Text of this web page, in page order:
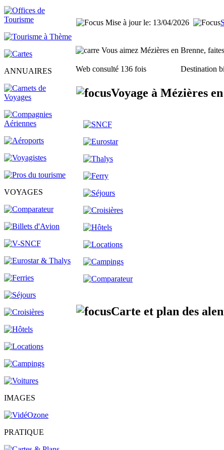
ANNUAIRES
VOYAGES
IMAGES
PRATIQUE
Mise à jour le: 13/04/2026
Vous aimez Mézières en Brenne,
Web consulté 136 fois Destination
Voyage à Mézières
Carte et plan des